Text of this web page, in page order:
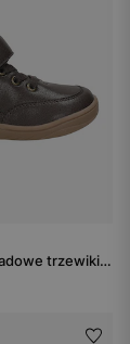
Brązowe czekoladowe trzewiki dziecięce barefoot BARTEK 86312-52